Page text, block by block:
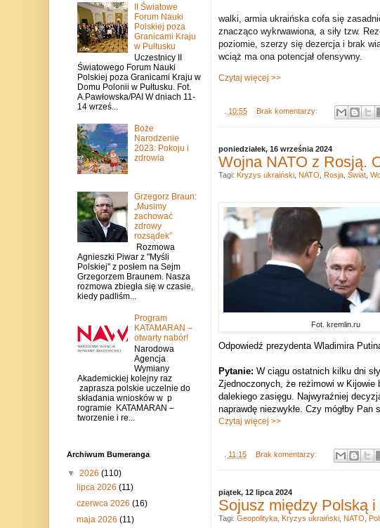
walki, armia ukraińska cofa się
znacząco wykrwawiona, a siły tzw.
poziomie, szerzy się dezercja i brak
wciąż ma ona potencjał ofensywny.
Czytaj więcej >>
10:55 Brak komentarzy:
poniedziałek, 16 września 2024
Wojna NATO z Rosją.
Fot. kremlin.ru
Odpowiedź prezydenta Wladimira
Pytanie: W ciągu ostatnich kilku dni
Zjednoczonych, że reżimowi w Kijowie
dalekiego zasięgu. Najwyraźniej
naprawdę niezwykłe. Czy mógłby
Czytaj więcej >>
11:15 Brak komentarzy:
Tagi: Kryzys ukraiński, NATO Rosja, Świat,
piątek, 12 lipca 2024
Sojusz między Polską
Tagi: Geopolityka, Kryzys ukraiński, NATO
II Światowe
Forum Nauki
Polskiej poza
Granicami Kraju
w Pułtusku
Uczestnicy II
Światowego Forum Nauki
Polskiej poza Granicami Kraju w
Domu Polonii w Pułtusku. Fot.
A.Pawłowska/PAI W dniach 11-
14 wrześ...
Boże
Narodzenie
2023: Pokoju i
zdrowia
Grzegorz Braun:
„Musimy
zachować
zdrowy
rozsądek”
Rozmowa
Agnieszki Piwar z "Myśli
Polskiej" z posłem na Sejm
Grzegorzem Braunem. Nasza
rozmowa zbiegła się w czasie,
kiedy padliśm...
Program
KATAMARAN –
otwarty nabór!
Narodowa
Agencja
Wymiany
Akademickiej kolejny raz
zaprasza polskie uczelnie do
składania wniosków w p
rogramie KATAMARAN –
tworzenie i re...
Archiwum Bumeranga
▼ 2026 (110)
lipca 2026 (11)
czerwca 2026 (16)
maja 2026 (11)